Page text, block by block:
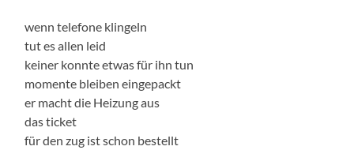
wenn telefone klingeln
tut es allen leid
keiner konnte etwas für ihn tun
momente bleiben eingepackt
er macht die Heizung aus
das ticket
für den zug ist schon bestellt